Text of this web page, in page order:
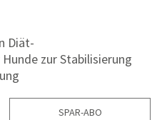
Diät-
zur Stabilisierung
SPAR-ABO